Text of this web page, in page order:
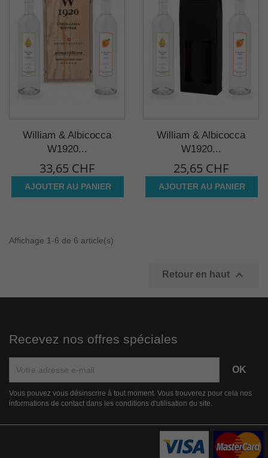
William & Albicocca
W1920...
33,65 CHF
AJOUTER AU PANIER
William & Albicocca
W1920...
25,65 CHF
AJOUTER AU PANIER
Affichage 1-6 de 6 article(s)
Retour en haut 
Recevez nos offres spéciales
Vous pouvez vous désinscrire à tout moment. Vous trouverez pour cela nos
informations de contact dans les conditions d'utilisation du site.